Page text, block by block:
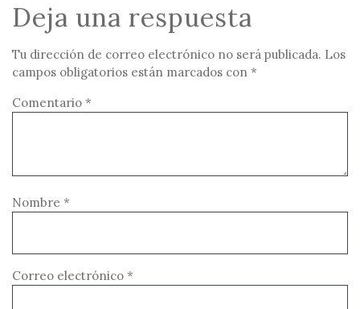
Deja una respuesta
Tu dirección de correo electrónico no será publicada. Los
campos obligatorios están marcados con *
Comentario *
Nombre *
Correo electrónico *